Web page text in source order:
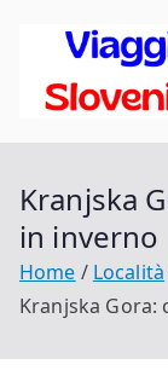
contenuto
Kranjska
in inverno
Home
Località
Kranjska Gora: